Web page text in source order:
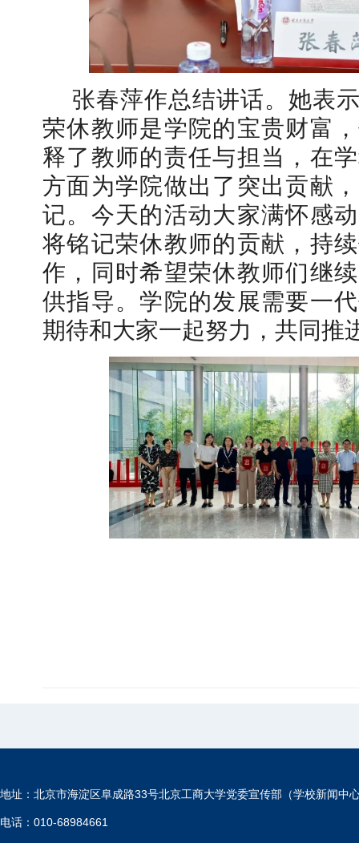
张春萍作总结讲话。她表
荣休教师是学院的宝贵财富
释了教师的责任与担当，在
方面为学院做出了突出贡献
记。今天的活动大家满怀感
将铭记荣休教师的贡献，持
作，同时希望荣休教师们继
供指导。学院的发展需要一
期待和大家一起努力，共同推
地址：北京市海淀区阜成路33号北京工商大学党委宣传部（学校新闻中
电话：010-68984661